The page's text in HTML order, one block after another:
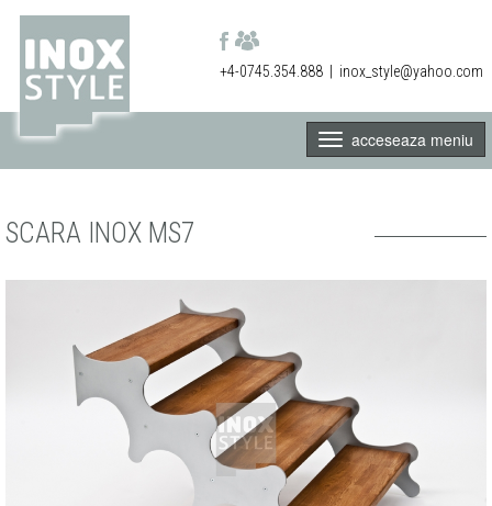
+4-0745.354.888 inox_style@yahoo.com
acceseaza meniu
SCARA INOX MS7